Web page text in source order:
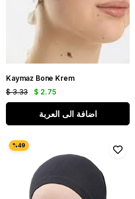
Kaymaz Bone Krem
$ 2.75
$ 3.33
اضافة الى العربة